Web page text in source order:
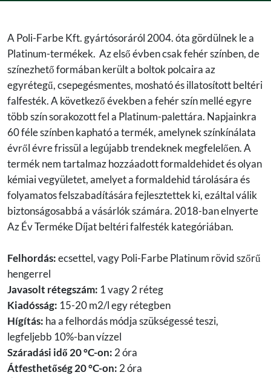
A Poli-Farbe Kft. gyártósoráról 2004. óta gördülnek le a
Platinum-termékek. Az első évben csak fehér színben, de
színezhető formában került a boltok polcaira az
egyrétegű, csepegésmentes, mosható és illatosított beltéri
falfesték. A következő években a fehér szín mellé egyre
több szín sorakozott fel a Platinum-palettára. Napjainkra
60 féle színben kapható a termék, amelynek színkínálata
évről évre frissül a legújabb trendeknek megfelelően. A
termék nem tartalmaz hozzáadott formaldehidet és olyan
kémiai vegyületet, amelyet a formaldehid tárolására és
folyamatos felszabadítására fejlesztettek ki, ezáltal válik
biztonságosabbá a vásárlók számára. 2018-ban elnyerte
Az Év Terméke Díjat beltéri falfesték kategóriában.
Felhordás:ecsettel, vagy Poli-Farbe Platinum rövid szőrű
hengerrel
Javasolt rétegszám: 1 vagy 2 réteg
Kiadósság: 15-20 m2/l egy rétegben
Hígítás: ha a felhordás módja szükségessé teszi,
legfeljebb 10%-ban vízzel
Száradási idő 20 °C-on: 2 óra
Átfesthetőség 20 °C-on: 2 óra